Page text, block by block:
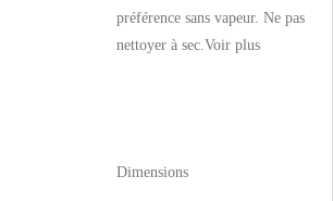
préférence sans vapeur. Ne pas
nettoyer à sec.Voir plus
Dimensions